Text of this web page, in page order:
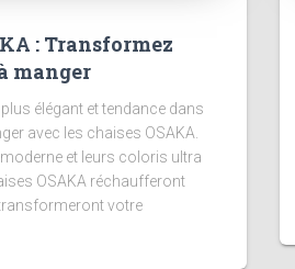
: Transformez
manger
élégant et tendance dans
avec les chaises OSAKA.
et leurs coloris ultra
OSAKA réchaufferont
votre